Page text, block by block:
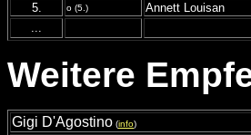
5.
o (5.) Annett Louisan
...
Weitere
Gigi D'Agostino (info)